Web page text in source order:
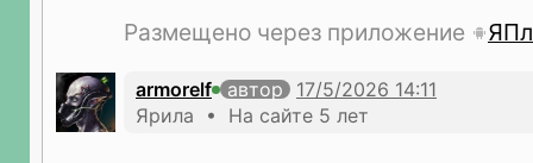
Размещено через приложение
armorelf
автор
Ярила • На сайте 5 лет